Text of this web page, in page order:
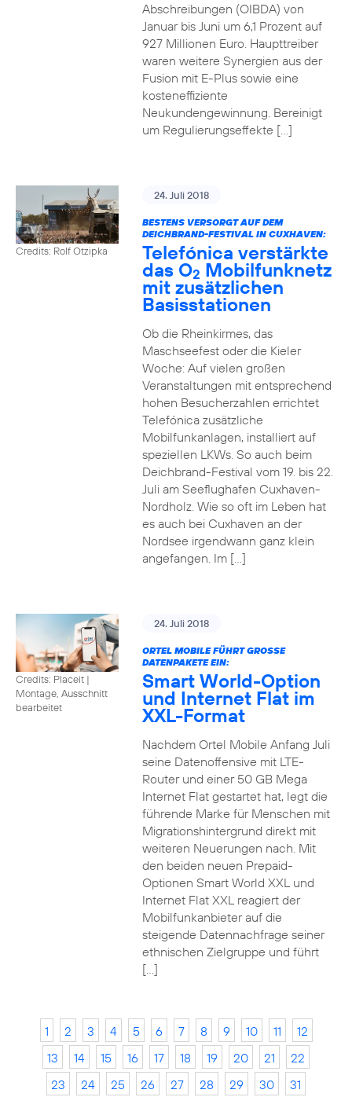
Abschreibungen (OIBDA) von
Januar bis Juni um 6,1 Prozent auf
927 Millionen Euro. Haupttreiber
waren weitere Synergien aus der
Fusion mit E-Plus sowie eine
kosteneffiziente
Neukundengewinnung. Bereinigt
um Regulierungseffekte […]
Credits: Rolf Otzipka
24. Juli 2018
BESTENS VERSORGT AUF DEM
DEICHBRAND-FESTIVAL IN CUXHAVEN:
Telefónica verstärkte
das O2 Mobilfunknetz
mit zusätzlichen
Basisstationen
Ob die Rheinkirmes, das
Maschseefest oder die Kieler
Woche: Auf vielen großen
Veranstaltungen mit entsprechend
hohen Besucherzahlen errichtet
Telefónica zusätzliche
Mobilfunkanlagen, installiert auf
speziellen LKWs. So auch beim
Deichbrand-Festival vom 19. bis 22.
Juli am Seeflughafen Cuxhaven-
Nordholz. Wie so oft im Leben hat
es auch bei Cuxhaven an der
Nordsee irgendwann ganz klein
angefangen. Im […]
Credits: Placeit |
Montage, Ausschnitt
bearbeitet
24. Juli 2018
ORTEL MOBILE FÜHRT GROSSE D
ATENPAKETE EIN:
Smart World-Option
und Internet Flat im
XXL-Format
Nachdem Ortel Mobile Anfang Juli
seine Datenoffensive mit LTE-
Router und einer 50 GB Mega
Internet Flat gestartet hat, legt die
führende Marke für Menschen mit
Migrationshintergrund direkt mit
weiteren Neuerungen nach. Mit
den beiden neuen Prepaid-
Optionen Smart World XXL und
Internet Flat XXL reagiert der
Mobilfunkanbieter auf die
steigende Datennachfrage seiner
ethnischen Zielgruppe und führt
[…]
1 2 3 4 5 6 7 8 9 10 11
12
13
14 15 16 17 18 19 20 21
22
23
24 25 26 27 28 29 30
31